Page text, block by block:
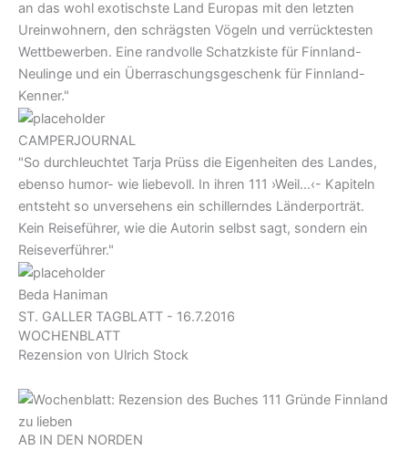
an das wohl exotischste Land Europas mit den letzten
Ureinwohnern, den schrägsten Vögeln und verrücktesten
Wettbewerben. Eine randvolle Schatzkiste für Finnland-
Neulinge und ein Überraschungsgeschenk für Finnland-
Kenner."
CAMPERJOURNAL
"So durchleuchtet Tarja Prüss die Eigenheiten des Landes,
ebenso humor- wie liebevoll. In ihren 111 ›Weil…‹- Kapiteln
entsteht so unversehens ein schillerndes Länderporträt.
Kein Reiseführer, wie die Autorin selbst sagt, sondern ein
Reiseverführer."
Beda Haniman
ST. GALLER TAGBLATT - 16.7.2016
WOCHENBLATT
Rezension von Ulrich Stock
AB IN DEN NORDEN